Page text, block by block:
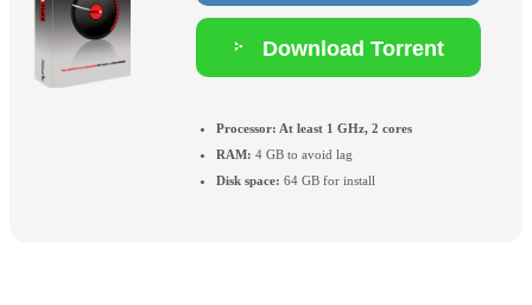
Download Torrent
Processor: At least 1 GHz, 2 cores
RAM: 4 GB to avoid lag
Disk space: 64 GB for install